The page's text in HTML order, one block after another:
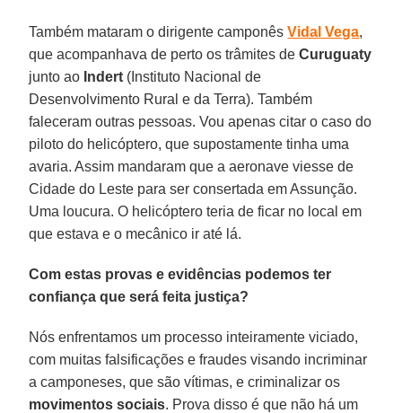
Também mataram o dirigente camponêsVidal Vega,
que acompanhava de perto os trâmites deCuruguaty
junto ao Indert (Instituto Nacional de
Desenvolvimento Rural e da Terra). Também
faleceram outras pessoas. Vou apenas citar o caso do
piloto do helicóptero, que supostamente tinha uma
avaria. Assim mandaram que a aeronave viesse de
Cidade do Leste para ser consertada em Assunção.
Uma loucura. O helicóptero teria de ficar no local em
que estava e o mecânico ir até lá.
Com estas provas e evidências podemos ter
confiança que será feita justiça?
Nós enfrentamos um processo inteiramente viciado,
com muitas falsificações e fraudes visando incriminar
a camponeses, que são vítimas, e criminalizar os
movimentos sociais. Prova disso é que não há um